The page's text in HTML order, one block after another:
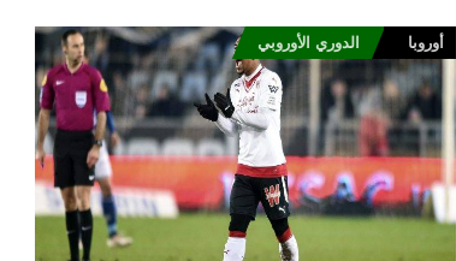
أوروبا الدوري الأوروبي